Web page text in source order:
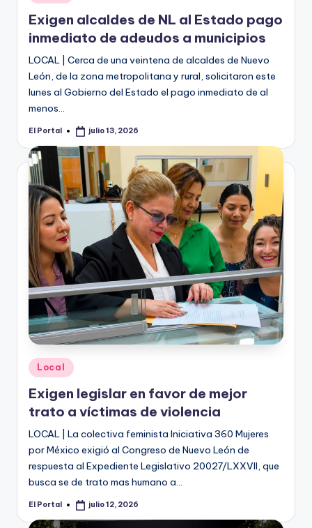
en
Exigen alcaldes de NL al Estado pago
inmediato de adeudos a municipios
LOCAL | Cerca de una veintena de alcaldes de Nuevo
León, de la zona metropolitana y rural, solicitaron este
lunes al Gobierno del Estado el pago inmediato de al
menos…
Publicado
El Portal julio 13, 2026
Publicado
en
Local
Exigen legislar en favor de mejor
trato a víctimas de violencia
LOCAL | La colectiva feminista Iniciativa 360 Mujeres
por México exigió al Congreso de Nuevo León de
respuesta al Expediente Legislativo 20027/LXXVII, que
busca se de trato mas humano a…
Publicado
El Portal julio 12, 2026